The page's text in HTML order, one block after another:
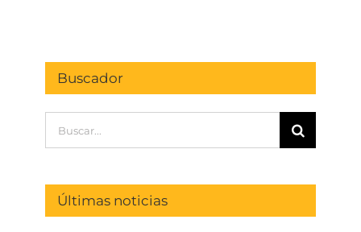
Buscador
Últimas noticias